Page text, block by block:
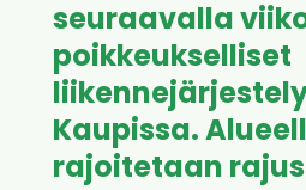
seuraavalla
poikkeukselliset
Kaupissa.
rajoitetaan